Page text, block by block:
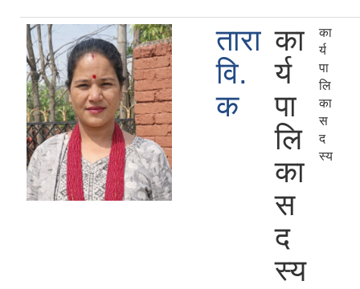
तारा
वि.
क
का
र्य
पा
लि
का
स
द
स्य
का
र्य
पा
लि
का
स
द
स्य